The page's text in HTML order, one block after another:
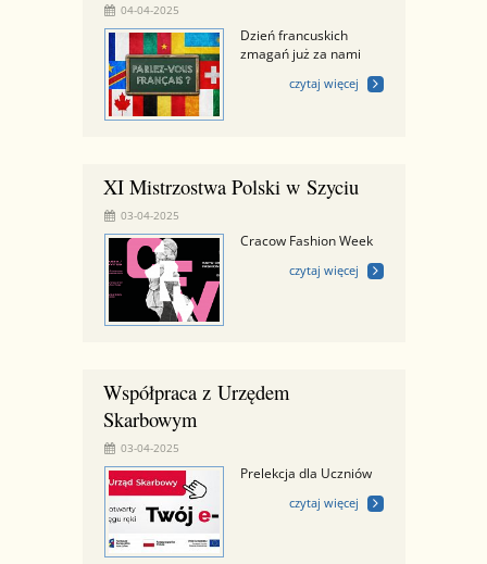
04-04-2025
Dzień francuskich
zmagań już za nami
czytaj więcej
XI Mistrzostwa Polski w Szyciu
03-04-2025
Cracow Fashion Week
czytaj więcej
Współpraca z Urzędem
Skarbowym
03-04-2025
Prelekcja dla Uczniów
czytaj więcej